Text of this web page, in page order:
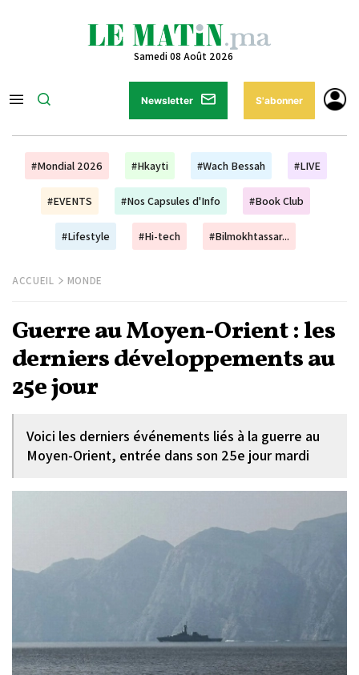
Samedi 08 Août 2026
Newsletter S'abonner
#Mondial 2026 #Hkayti #Wach Bessah #LIVE
#EVENTS #Nos Capsules d'Info #Book Club
#Lifestyle #Hi-tech #Bilmokhtassar...
ACCUEIL MONDE
Guerre au Moyen-Orient : les
derniers développements au
25e jour
Voici les derniers événements liés à la guerre au
Moyen-Orient, entrée dans son 25e jour mardi